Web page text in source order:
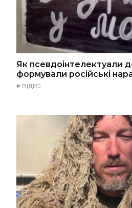
Як псевдоінтелектуали
формували російські
# ВІДЕО